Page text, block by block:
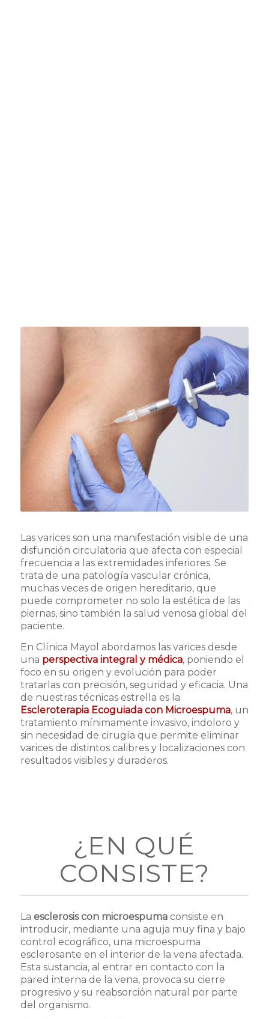
Las varices son una manifestación visible de una
disfunción circulatoria que afecta con especial
frecuencia a las extremidades inferiores. Se
trata de una patología vascular crónica,
muchas veces de origen hereditario, que
puede comprometer no solo la estética de las
piernas, sino también la salud venosa global del
paciente.
En Clínica Mayol abordamos las varices desde
una perspectiva integral y médica, poniendo el
foco en su origen y evolución para poder
tratarlas con precisión, seguridad y eficacia. Una
de nuestras técnicas estrella es la
Escleroterapia Ecoguiada con Microespuma, un
tratamiento mínimamente invasivo, indoloro y
sin necesidad de cirugía que permite eliminar
varices de distintos calibres y localizaciones con
resultados visibles y duraderos.
¿EN QUÉ
CONSISTE?
La esclerosis con microespumaconsiste en
introducir, mediante una aguja muy fina y bajo
control ecográfico, una microespuma
esclerosante en el interior de la vena afectada.
Esta sustancia, al entrar en contacto con la
pared interna de la vena, provoca su cierre
progresivo y su reabsorción natural por parte
del organismo.